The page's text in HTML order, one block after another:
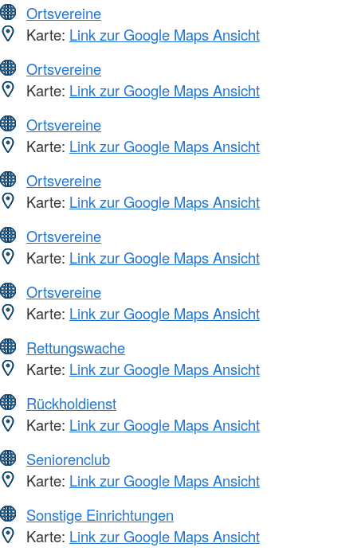
Ortsvereine
Karte: Link zur Google Maps Ansicht
Ortsvereine
Karte: Link zur Google Maps Ansicht
Ortsvereine
Karte: Link zur Google Maps Ansicht
Ortsvereine
Karte: Link zur Google Maps Ansicht
Ortsvereine
Karte: Link zur Google Maps Ansicht
Ortsvereine
Karte: Link zur Google Maps Ansicht
Rettungswache
Karte: Link zur Google Maps Ansicht
Rückholdienst
Karte: Link zur Google Maps Ansicht
Seniorenclub
Karte: Link zur Google Maps Ansicht
Sonstige Einrichtungen
Karte: Link zur Google Maps Ansicht